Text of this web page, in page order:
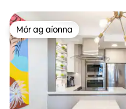
Mór ag aíonna
Mór ag aíonna